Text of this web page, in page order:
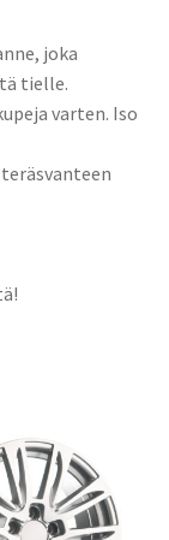
joka
tielle.
varten. Iso